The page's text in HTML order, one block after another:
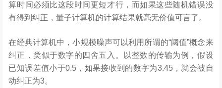
算时间必须比这段时间更短才行，而如果这些随机错误没
有得到纠正，量子计算机的计算结果就毫无价值可言了。
在经典计算机中，小规模噪声可以利用所谓的“阈值”概念来
纠正，类似于数字的四舍五入。以整数的传输为例，假设
已知误差值小于0.5，如果接收到的数字为3.45，就会被自
动纠正为3。